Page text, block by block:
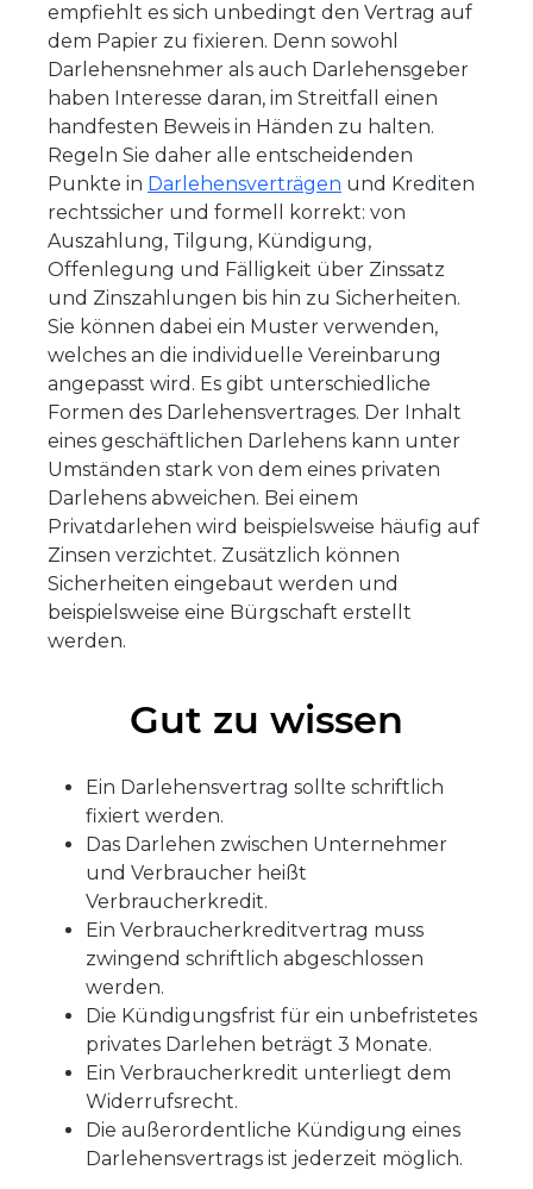
empfiehlt es sich unbedingt den Vertrag auf
dem Papier zu fixieren. Denn sowohl
Darlehensnehmer als auch Darlehensgeber
haben Interesse daran, im Streitfall einen
handfesten Beweis in Händen zu halten.
Regeln Sie daher alle entscheidenden
Punkte in Darlehensverträgen und Krediten
rechtssicher und formell korrekt: von
Auszahlung, Tilgung, Kündigung,
Offenlegung und Fälligkeit über Zinssatz
und Zinszahlungen bis hin zu Sicherheiten.
Sie können dabei ein Muster verwenden,
welches an die individuelle Vereinbarung
angepasst wird. Es gibt unterschiedliche
Formen des Darlehensvertrages. Der Inhalt
eines geschäftlichen Darlehens kann unter
Umständen stark von dem eines privaten
Darlehens abweichen. Bei einem
Privatdarlehen wird beispielsweise häufig auf
Zinsen verzichtet. Zusätzlich können
Sicherheiten eingebaut werden und
beispielsweise eine Bürgschaft erstellt
werden.
Gut zu wissen
Ein Darlehensvertrag sollte schriftlich
fixiert werden.
Das Darlehen zwischen Unternehmer
und Verbraucher heißt
Verbraucherkredit.
Ein Verbraucherkreditvertrag muss
zwingend schriftlich abgeschlossen
werden.
Die Kündigungsfrist für ein unbefristetes
privates Darlehen beträgt 3 Monate.
Ein Verbraucherkredit unterliegt dem
Widerrufsrecht.
Die außerordentliche Kündigung eines
Darlehensvertrags ist jederzeit möglich.